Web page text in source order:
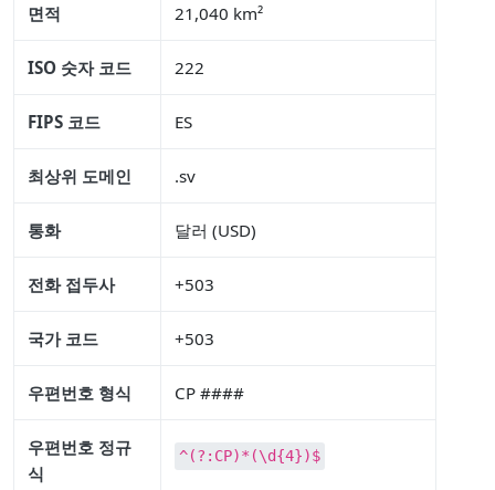
면적 21,040 km²
ISO 숫자 코드 222
FIPS 코드 ES
최상위 도메인 .sv
통화 달러 (USD)
전화 접두사 +503
국가 코드 +503
우편번호 형식 CP ####
우편번호 정규
식
^(?:CP)*(\d{4})$